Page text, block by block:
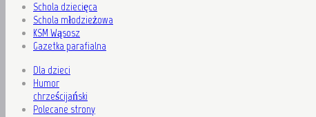
Schola dziecięca
Schola młodzieżowa
KSM Wąsosz
Gazetka parafialna
Dla dzieci
Humor
chrześcijański
Polecane strony